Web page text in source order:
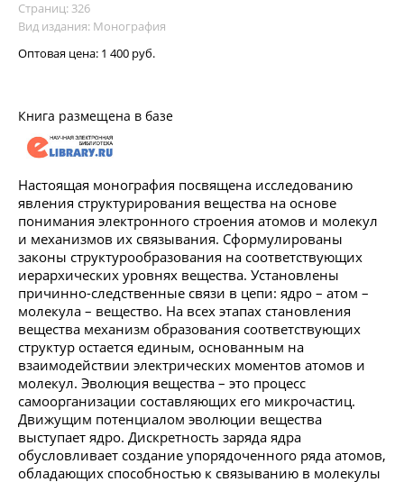
Страниц: 326
Вид издания: Монография
Оптовая цена: 1 400 руб.
Книга размещена в базе
Настоящая монография посвящена исследованию
явления структурирования вещества на основе
понимания электронного строения атомов и молекул
и механизмов их связывания. Сформулированы
законы структурообразования на соответствующих
иерархических уровнях вещества. Установлены
причинно-следственные связи в цепи: ядро – атом –
молекула – вещество. На всех этапах становления
вещества механизм образования соответствующих
структур остается единым, основанным на
взаимодействии электрических моментов атомов и
молекул. Эволюция вещества – это процесс
самоорганизации составляющих его микрочастиц.
Движущим потенциалом эволюции вещества
выступает ядро. Дискретность заряда ядра
обусловливает создание упорядоченного ряда атомов,
обладающих способностью к связыванию в молекулы